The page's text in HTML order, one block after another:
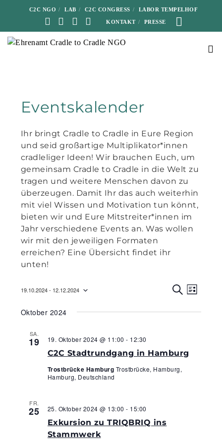
C2C NGO LAB C2C CONGRESS LABOR TEMPELHOF
KONTAKT PRESSE
Eventskalender
Ihr bringt Cradle to Cradle in Eure Region
und seid großartige Multiplikator*innen
cradleliger Ideen! Wir brauchen Euch, um
gemeinsam Cradle to Cradle in die Welt zu
tragen und weitere Menschen davon zu
überzeugen. Damit Ihr das auch weiterhin
mit viel Wissen und Motivation tun könnt,
bieten wir und Eure Mitstreiter*innen im
Jahr verschiedene Events an. Was wollen
wir mit den jeweiligen Formaten
erreichen? Eine Übersicht findet ihr
unten!
C
S
19.10.2024 - 12.12.2024
wählen.
Oktober 2024
SA.
19
C2C Stadtrundgang in Hamburg
19. Oktober 2024 @ 11:00 - 12:30
Trostbrücke Hamburg Trostbrücke, Hamburg,
Hamburg, Deutschland
FR.
25
Exkursion zu TRIQBRIQ ins
Stammwerk
25. Oktober 2024 @ 13:00 - 15:00